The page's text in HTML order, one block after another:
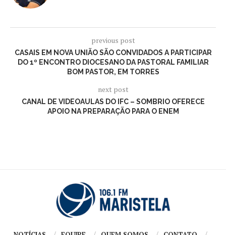
previous post
CASAIS EM NOVA UNIÃO SÃO CONVIDADOS A PARTICIPAR
DO 1º ENCONTRO DIOCESANO DA PASTORAL FAMILIAR
BOM PASTOR, EM TORRES
next post
CANAL DE VIDEOAULAS DO IFC – SOMBRIO OFERECE
APOIO NA PREPARAÇÃO PARA O ENEM